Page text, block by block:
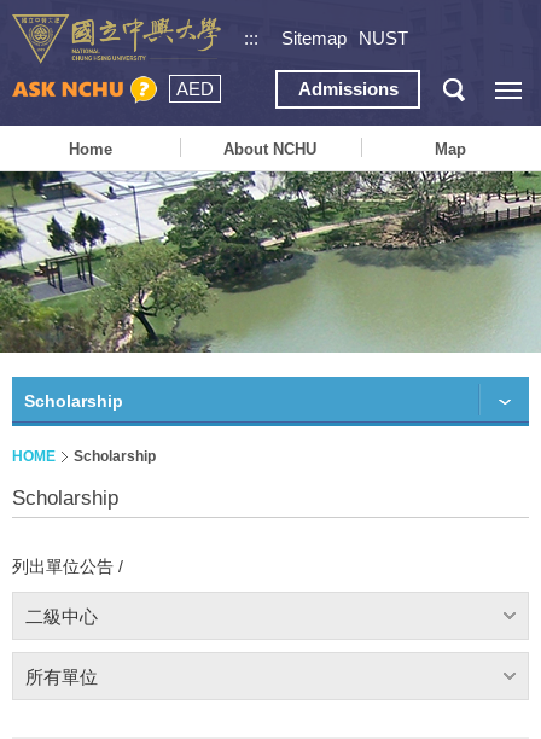
::: Sitemap NUST
AED Admissions
Home About NCHU Map
Scholarship
HOME Scholarship
Scholarship
列出單位公告 /
二級中心
所有單位